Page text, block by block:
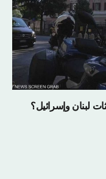
لبنان وإسرائيل؟